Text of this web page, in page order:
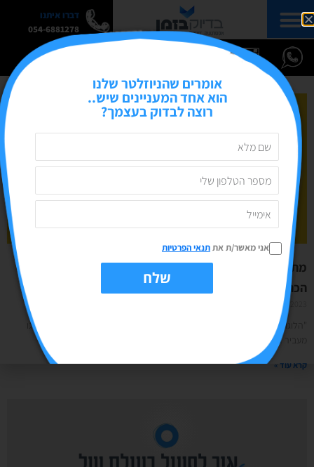
דברו איתנו
054-6881278
מתי מתחילים לעבוד על מיתוג לעסק- ומה הקשר לצבעים?
הכתבה מוואלה שיווק ודיגיטל
07/09/2023
"הלוגו יפה או לא?" האמת, זאת לא השאלה הנכונה. מה שצריך לשאול אם הלוגו
מעביר את המסר או לא. ומה הכוונה? עבודה של מיתוג עסקי
קרא עוד »
אומרים שהניוזלטר שלנו
הוא אחד המעניינים שיש..
רוצה לבדוק בעצמך?
אני מאשר/ת אתתנאי הפרטיות
שלח